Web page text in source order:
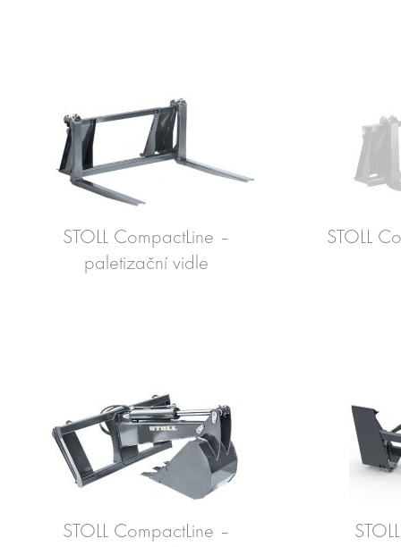
STOLL CompactLine –
paletizační vidle
STOLL
STOLL CompactLine –